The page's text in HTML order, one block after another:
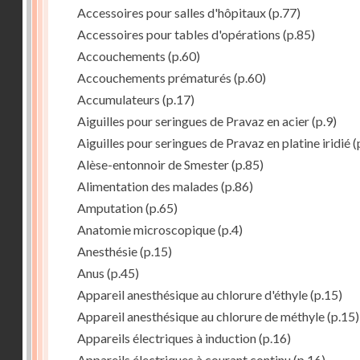
Accessoires pour salles d'hôpitaux(p.77)
Accessoires pour tables d'opérations (p.85)
Accouchements (p.60)
Accouchements prématurés (p.60)
Accumulateurs (p.17)
Aiguilles pour seringues de Pravaz en acier(p.9)
Aiguilles pour seringues de Pravaz en platine iridié
Alèse-entonnoir de Smester(p.85)
Alimentation des malades (p.86)
Amputation(p.65)
Anatomie microscopique(p.4)
Anesthésie(p.15)
Anus (p.45)
Appareil anesthésique au chlorure d'éthyle(p.15)
Appareil anesthésique au chlorure de méthyle(p.15)
Appareils électriques à induction(p.16)